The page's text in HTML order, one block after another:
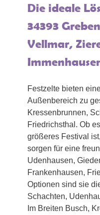
Die ideale
34393
Vellmar,
Festzelte bieten
Außenbereich zu
Kressenbrunnen,
Friedrichsthal. Ob
größeres Festival
sorgen für eine
Udenhausen,
Frankenhausen,
Optionen sind sie
Schachten,
Im Breiten Busch,